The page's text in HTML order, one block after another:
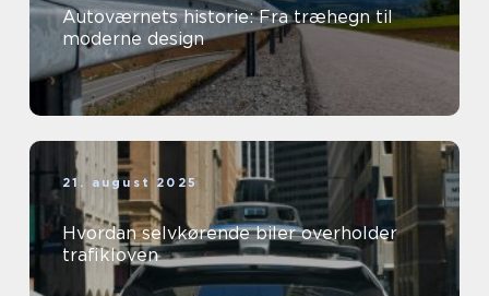
Autoværnets historie: Fra træhegn til
moderne design
21. august 2025
Hvordan selvkørende biler overholder
trafikloven